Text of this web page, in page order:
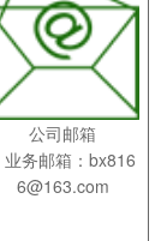
公司邮箱
业务邮箱：bx816
6@163.com